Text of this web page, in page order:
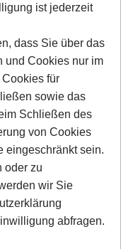
ist jederzeit
dass Sie über das
und Cookies nur im
für
sowie das
Schließen des
von Cookies
eingeschränkt sein.
oder zu
wir Sie
abfragen.